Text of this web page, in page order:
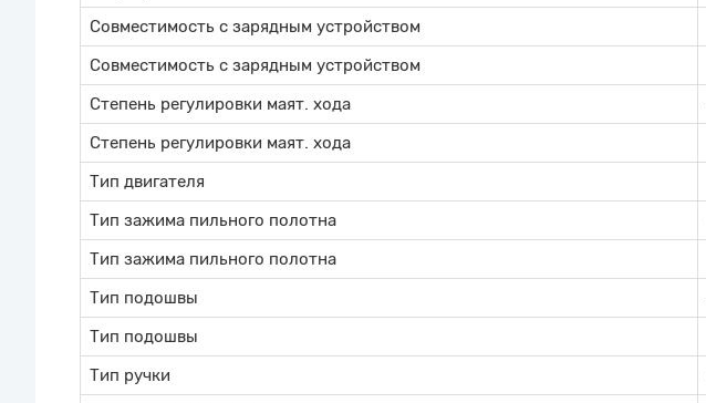
Совместимость с зарядным устройством
Совместимость с зарядным устройством
Степень регулировки маят. хода
Степень регулировки маят. хода
Тип двигателя
Тип зажима пильного полотна
Тип зажима пильного полотна
Тип подошвы
Тип подошвы
Тип ручки